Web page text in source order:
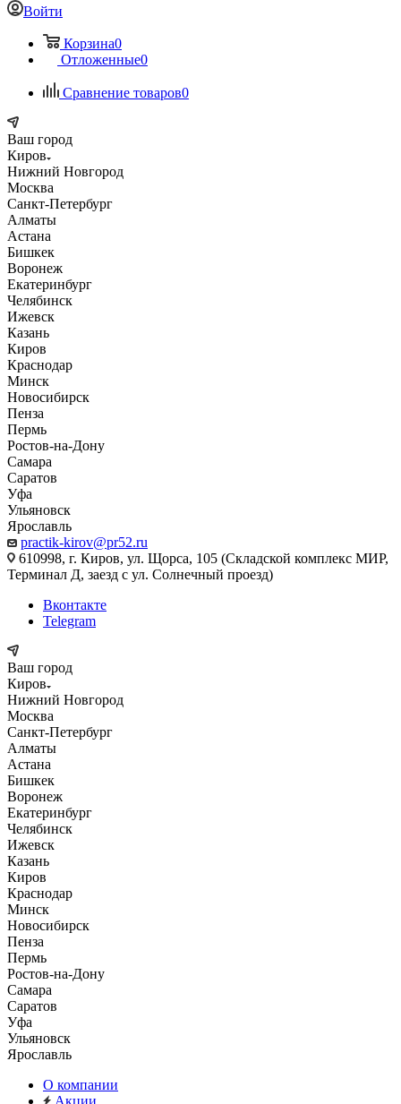
Войти
Корзина0
Отложенные0
Сравнение товаров0
Ваш город
Киров
Нижний Новгород
Москва
Санкт-Петербург
Алматы
Астана
Бишкек
Воронеж
Екатеринбург
Челябинск
Ижевск
Казань
Киров
Краснодар
Минск
Новосибирск
Пенза
Пермь
Ростов-на-Дону
Самара
Саратов
Уфа
Ульяновск
Ярославль
practik-kirov@pr52.ru
610998, г. Киров, ул. Щорса, 105 (Складской комплекс МИР,
Терминал Д, заезд с ул. Солнечный проезд)
Вконтакте
Telegram
Ваш город
Киров
Нижний Новгород
Москва
Санкт-Петербург
Алматы
Астана
Бишкек
Воронеж
Екатеринбург
Челябинск
Ижевск
Казань
Киров
Краснодар
Минск
Новосибирск
Пенза
Пермь
Ростов-на-Дону
Самара
Саратов
Уфа
Ульяновск
Ярославль
О компании
Акции